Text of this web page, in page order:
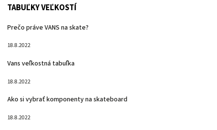
TABUĽKY VEĽKOSTÍ
Prečo práve VANS na skate?
18.8.2022
Vans veľkostná tabuľka
18.8.2022
Ako si vybrať komponenty na skateboard
18.8.2022